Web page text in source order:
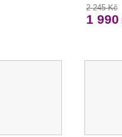
2 245 Kč
1 990